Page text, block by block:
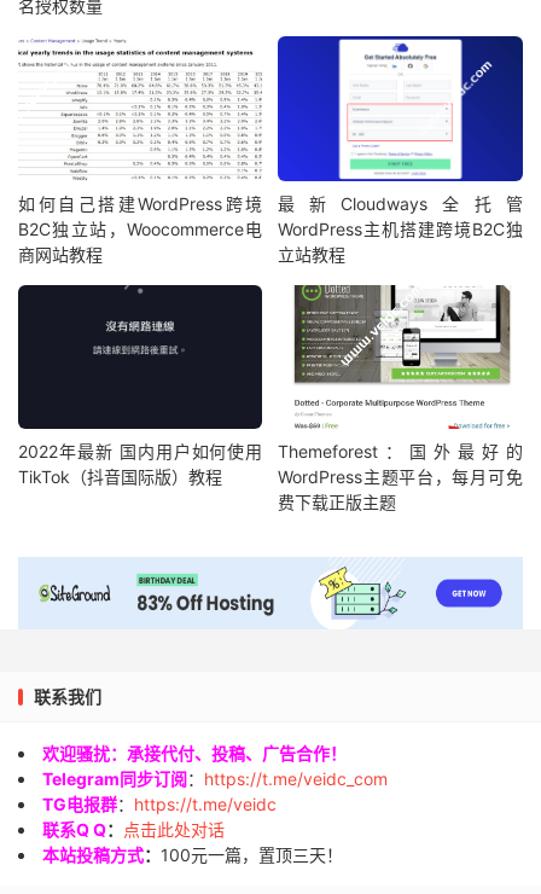
名授权数量
如何自己搭建WordPress跨境
B2C独立站，Woocommerce电
商网站教程
最新Cloudways全托管
WordPress主机搭建跨境B2C独
立站教程
2022年最新 国内用户如何使用
TikTok（抖音国际版）教程
Themeforest：国外最好的
WordPress主题平台，每月可免
费下载正版主题
联系我们
欢迎骚扰：承接代付、投稿、广告合作！
Telegram同步订阅： https://t.me/veidc_com
TG电报群： https://t.me/veidc
联系Q Q：
点击此处对话
本站投稿方式： 100元一篇，置顶三天！